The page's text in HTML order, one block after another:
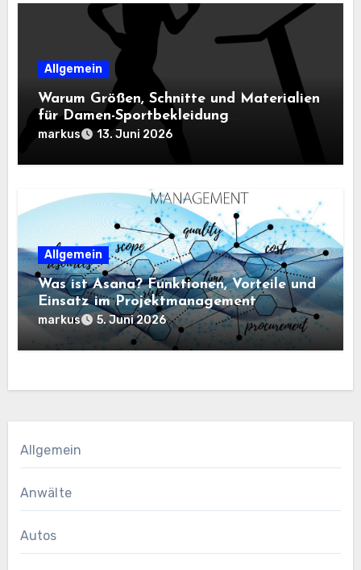
Allgemein
Warum Größen, Schnitte und Materialien
für Damen-Sportbekleidung
entscheidend sind
markus 13. Juni 2026
Allgemein
Was ist Asana? Funktionen, Vorteile und
Einsatz im Projektmanagement
markus 5. Juni 2026
Allgemein
Anwälte
Autos